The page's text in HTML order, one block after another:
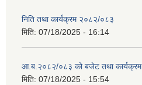
निति तथा कार्यक्रम २०८२/०८३
मिति: 07/18/2025 - 16:14
आ.ब.२०८२/०८३ को बजेट तथा कार्यक्रम
मिति: 07/18/2025 - 15:54